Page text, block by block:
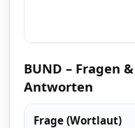
BUND – Fragen &
Antworten
Frage (Wortlaut)